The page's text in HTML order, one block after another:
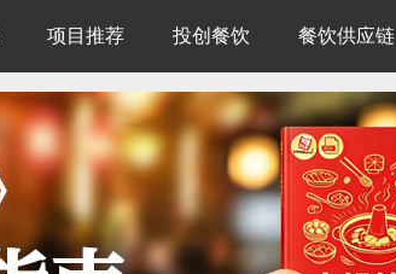
项目推荐 投创餐饮 餐饮供应链